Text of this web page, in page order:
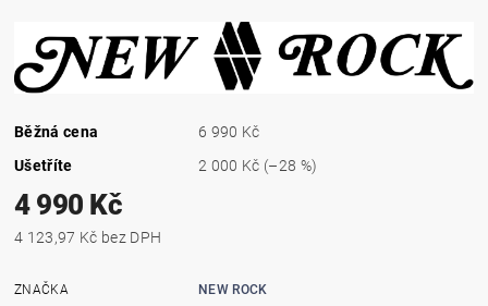
Běžná cena
6 990 Kč
Ušetříte
2 000 Kč (–28 %)
4 990 Kč
4 123,97 Kč bez DPH
ZNAČKA
NEW ROCK